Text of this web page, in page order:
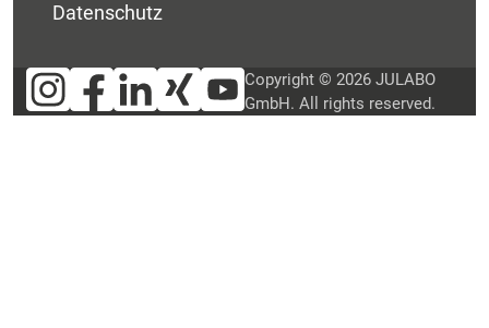
Datenschutz
Copyright © 2026 JULABO
GmbH. All rights reserved.